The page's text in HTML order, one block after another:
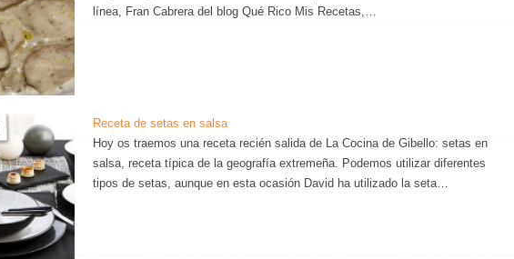
línea, Fran Cabrera del blog Qué Rico Mis Recetas,…
Receta de setas en salsa
Hoy os traemos una receta recién salida de La Cocina de Gibello: setas en
salsa, receta típica de la geografía extremeña. Podemos utilizar diferentes
tipos de setas, aunque en esta ocasión David ha utilizado la seta…